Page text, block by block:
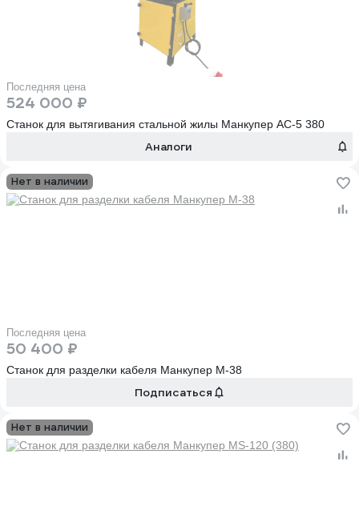
Последняя цена
524 000 ₽
Станок для вытягивания стальной жилы Манкупер АС-5 380
Аналоги
Нет в наличии
Последняя цена
50 400 ₽
Станок для разделки кабеля Манкупер M-38
Подписаться
Нет в наличии